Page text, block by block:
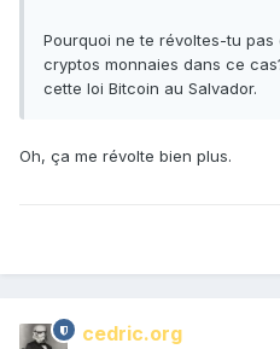
Pourquoi ne te révoltes-tu
cryptos monnaies dans ce
cette loi Bitcoin au Salvador.
Oh, ça me révolte bien plus.
cedric.org